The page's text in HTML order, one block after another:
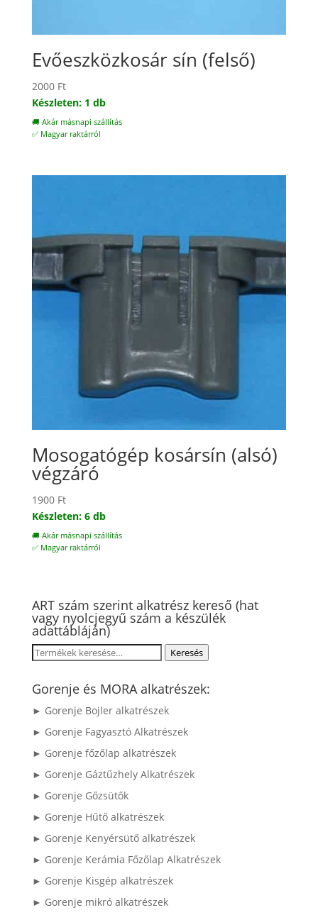
Evőeszközkosár sín (felső)
2000 Ft
Készleten: 1 db
🚚 Akár másnapi szállítás
✅ Magyar raktárról
Mosogatógép kosársín (alsó)
végzáró
1900 Ft
Készleten: 6 db
🚚 Akár másnapi szállítás
✅ Magyar raktárról
ART szám szerint alkatrész kereső (hat
vagy nyolcjegyű szám a készülék
adattábláján)
Keresés
következőre:
Keresés
Gorenje és MORA alkatrészek:
► Gorenje Bojler alkatrészek
► Gorenje Fagyasztó Alkatrészek
► Gorenje főzőlap alkatrészek
► Gorenje Gáztűzhely Alkatrészek
► Gorenje Gőzsütők
► Gorenje Hűtő alkatrészek
► Gorenje Kenyérsütő alkatrészek
► Gorenje Kerámia Főzőlap Alkatrészek
► Gorenje Kisgép alkatrészek
► Gorenje mikró alkatrészek